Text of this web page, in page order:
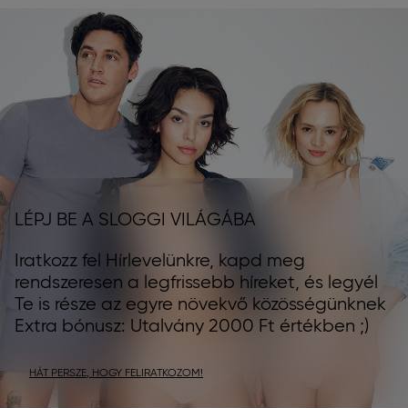
LÉPJ BE A SLOGGI VILÁGÁBA
Iratkozz fel Hírlevelünkre, kapd meg
rendszeresen a legfrissebb híreket, és legyél
Te is része az egyre növekvő közösségünknek
Extra bónusz: Utalvány 2000 Ft értékben ;)
HÁT PERSZE, HOGY FELIRATKOZOM!